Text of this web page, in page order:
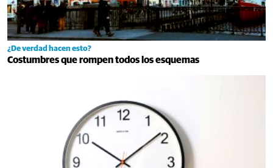
¿De verdad hacen esto?
Costumbres que rompen todos los esquemas